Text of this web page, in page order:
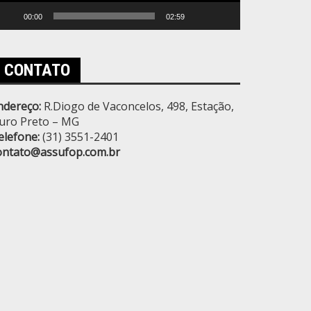
00:00 02:59
CONTATO
R.Diogo de Vaconcelos, 498, Estação,
Preto – MG
(31) 3551-2401